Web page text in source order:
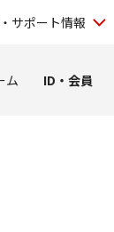
サポート情報
ム ID・会員